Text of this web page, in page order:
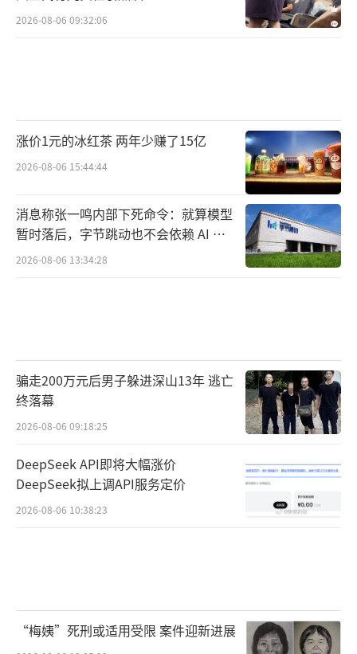
2026-08-06 09:32:06
涨价1元的冰红茶 两年少赚了15亿
2026-08-06 15:44:44
消息称张一鸣内部下死命令：就算模型
暂时落后，字节跳动也不会依赖 AI 蒸
馏技术
2026-08-06 13:34:28
骗走200万元后男子躲进深山13年 逃亡
终落幕
2026-08-06 09:18:25
DeepSeek API即将大幅涨价
DeepSeek拟上调API服务定价
2026-08-06 10:38:23
“梅姨”死刑或适用受限 案件迎新进展